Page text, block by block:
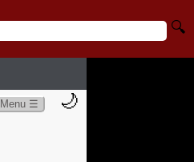
🔍
Menu ☰ 🌙